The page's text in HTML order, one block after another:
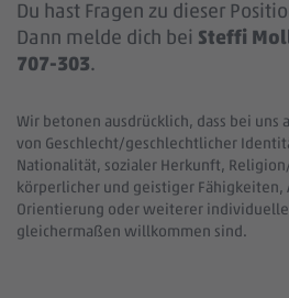
Du hast Fragen zu dieser
Dann melde dich bei Steffi
707-303.
Wir betonen ausdrücklich, dass bei uns
von Geschlecht/geschlechtlicher
Nationalität, sozialer Herkunft,
körperlicher und geistiger
Orientierung oder weiterer
gleichermaßen willkommen sind.